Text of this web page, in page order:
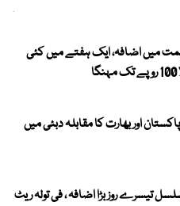
میں اضافہ، ایک ہفتے میں کئی
ایشیا کپ 2026، پاکستان اور بھارت کا مقابلہ دبئی میں
تیسرے روز بڑا اضافہ ، فی تولہ ریٹ